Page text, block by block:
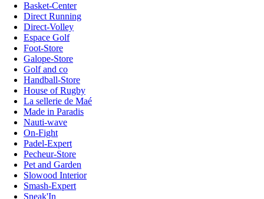
Basket-Center
Direct Running
Direct-Volley
Espace Golf
Foot-Store
Galope-Store
Golf and co
Handball-Store
House of Rugby
La sellerie de Maé
Made in Paradis
Nauti-wave
On-Fight
Padel-Expert
Pecheur-Store
Pet and Garden
Slowood Interior
Smash-Expert
Sneak'In